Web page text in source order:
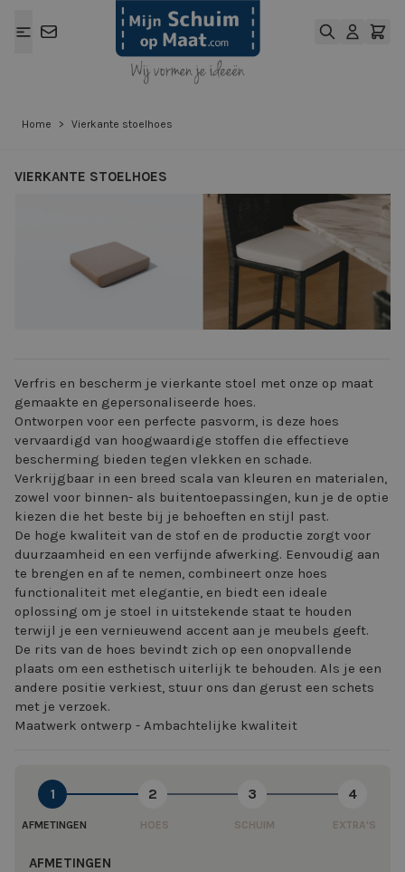
Home > Vierkante stoelhoes
VIERKANTE STOELHOES
View larger image View larger
Verfris en bescherm je vierkante stoel met onze op maat
gemaakte en gepersonaliseerde hoes.
Ontworpen voor een perfecte pasvorm, is deze hoes
vervaardigd van hoogwaardige stoffen die effectieve
bescherming bieden tegen vlekken en schade.
Verkrijgbaar in een breed scala van kleuren en materialen,
zowel voor binnen- als buitentoepassingen, kun je de optie
kiezen die het beste bij je behoeften en stijl past.
De hoge kwaliteit van de stof en de productie zorgt voor
duurzaamheid en een verfijnde afwerking. Eenvoudig aan
te brengen en af te nemen, combineert onze hoes
functionaliteit met elegantie, en biedt een ideale
oplossing om je stoel in uitstekende staat te houden
terwijl je een vernieuwend accent aan je meubels geeft.
De rits van de hoes bevindt zich op een onopvallende
plaats om een esthetisch uiterlijk te behouden. Als je een
andere positie verkiest, stuur ons dan gerust een schets
met je verzoek.
Maatwerk ontwerp - Ambachtelijke kwaliteit
1
AFMETINGEN
2
HOES
3
SCHUIM
4
EXTRA'S
AFMETINGEN